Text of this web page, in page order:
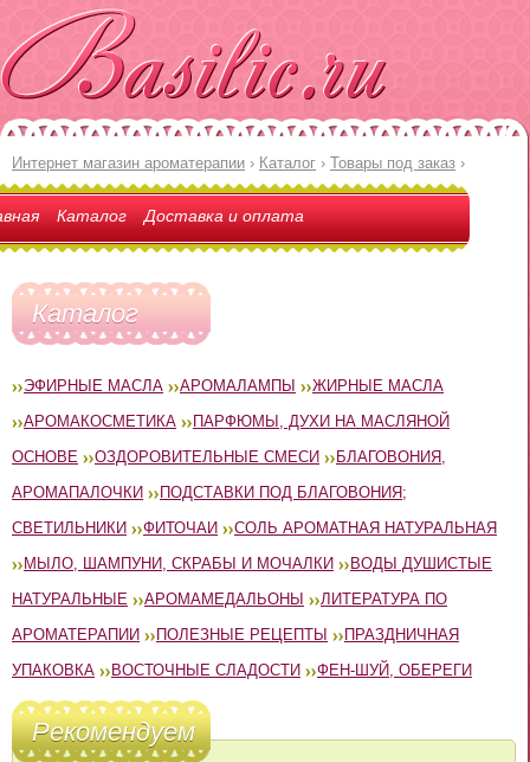
Интернет магазин ароматерапии › Каталог › Товары под заказ ›
Каталог Доставка и оплата
Каталог
ЭФИРНЫЕ МАСЛА АРОМАЛАМПЫ
ЖИРНЫЕ МАСЛА
АРОМАКОСМЕТИКА
ПАРФЮМЫ, ДУХИ НА МАСЛЯНОЙ
ОСНОВЕ
ОЗДОРОВИТЕЛЬНЫЕ СМЕСИ
БЛАГОВОНИЯ,
АРОМАПАЛОЧКИ
ПОДСТАВКИ ПОД БЛАГОВОНИЯ;
СВЕТИЛЬНИКИ
ФИТОЧАИ
СОЛЬ АРОМАТНАЯ НАТУРАЛЬНАЯ
МЫЛО, ШАМПУНИ, СКРАБЫ И МОЧАЛКИ
ВОДЫ ДУШИСТЫЕ
НАТУРАЛЬНЫЕ
АРОМАМЕДАЛЬОНЫ
ЛИТЕРАТУРА ПО
АРОМАТЕРАПИИ
ПОЛЕЗНЫЕ РЕЦЕПТЫ
ПРАЗДНИЧНАЯ
УПАКОВКА
ВОСТОЧНЫЕ СЛАДОСТИ ФЕН-ШУЙ, ОБЕРЕГИ
Рекомендуем